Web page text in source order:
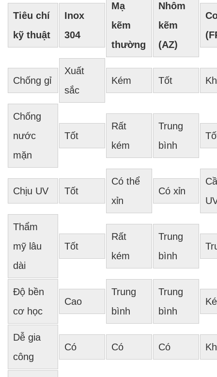
Tiêu chí
kỹ thuật
Inox
304
Mạ
kẽm
thường
Nhôm
kẽm
(AZ)
Chống gỉ
Xuất
sắc
Kém Tốt
Chống
nước
mặn
Tốt
Rất
kém
Trung
bình
Chịu UV Tốt
Có thể
xỉn
Có xỉn
Thẩm
mỹ lâu
dài
Tốt
Rất
kém
Trung
bình
Độ bền
cơ học
Cao
Trung
bình
Trung
bình
Dễ gia
công
Có Có Có